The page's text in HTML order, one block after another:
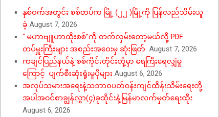
နှစ်ဝက်အတွင်း စစ်တပ်က မြို့ (၂၂ )မြို့ကို ပြန်လည်သိမ်းယူ
ခဲ့ August 7, 2026
“ မဟာဗျူဟာထိုးစစ်”ကို တက်လှမ်းတော့မယ်လို့ PDF
တပ်မှူးကြီးများ အစည်းအဝေးမှ ဆုံးဖြတ် August 7, 2026
ကချင်ပြည်နယ်နဲ့ စစ်ကိုင်းတိုင်းတို့မှာ ရေကြီးရေလျှံမှု
ကြောင့် ပျက်စီးဆုံးရှုံးမှုပိုများ August 6, 2026
အလုပ်သမားအရေးနဲ့သဘာဝပတ်ဝန်းကျင်ထိန်းသိမ်းရေးတို့
အပါအဝင်စာချွန်လွှာ(၄)ခုထိုင်းနဲ့မြန်မာလက်မှတ်ရေးထိုး
August 6, 2026